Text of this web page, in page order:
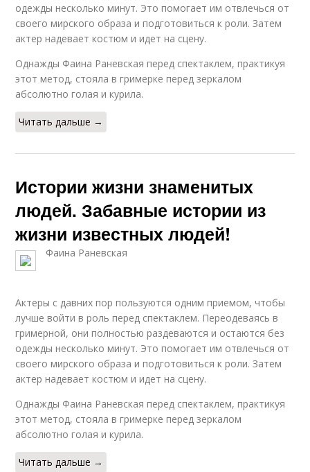
одежды несколько минут. Это помогает им отвлечься от
своего мирского образа и подготовиться к роли. Затем
актер надевает костюм и идет на сцену.
Однажды Фаина Раневская перед спектаклем, практикуя
этот метод, стояла в гримерке перед зеркалом
абсолютно голая и курила.
Читать дальше →
Истории жизни знаменитых
людей. Забавные истории из
жизни известных людей!
Фаина Раневская
Актеры с давних пор пользуются одним приемом, чтобы
лучше войти в роль перед спектаклем. Переодеваясь в
гримерной, они полностью раздеваются и остаются без
одежды несколько минут. Это помогает им отвлечься от
своего мирского образа и подготовиться к роли. Затем
актер надевает костюм и идет на сцену.
Однажды Фаина Раневская перед спектаклем, практикуя
этот метод, стояла в гримерке перед зеркалом
абсолютно голая и курила.
Читать дальше →